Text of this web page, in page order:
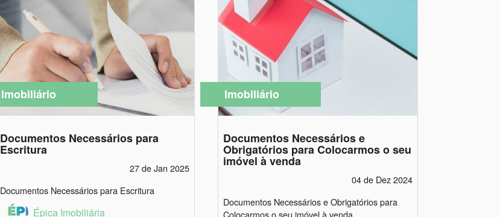
Imobiliário
Documentos Necessários para
Escritura
27 de Jan 2025
Documentos Necessários para Escritura
Épica Imobiliária
Imobiliário
Documentos Necessários e
Obrigatórios para Colocarmos o seu
imóvel à venda
04 de Dez 2024
Documentos Necessários e Obrigatórios para